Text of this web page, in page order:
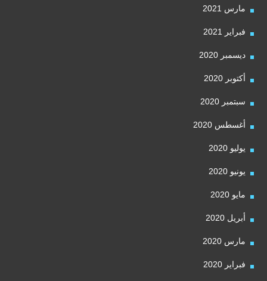
مارس 2021
فبراير 2021
ديسمبر 2020
أكتوبر 2020
سبتمبر 2020
أغسطس 2020
يوليو 2020
يونيو 2020
مايو 2020
أبريل 2020
مارس 2020
فبراير 2020